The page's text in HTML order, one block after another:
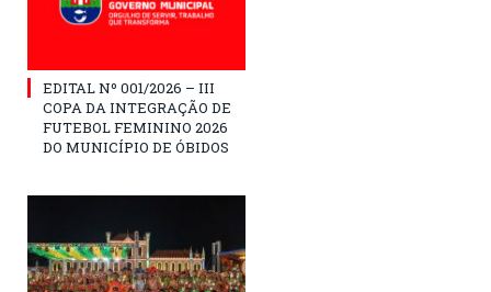
EDITAL Nº 001/2026 – III
COPA DA INTEGRAÇÃO DE
FUTEBOL FEMININO 2026
DO MUNICÍPIO DE ÓBIDOS